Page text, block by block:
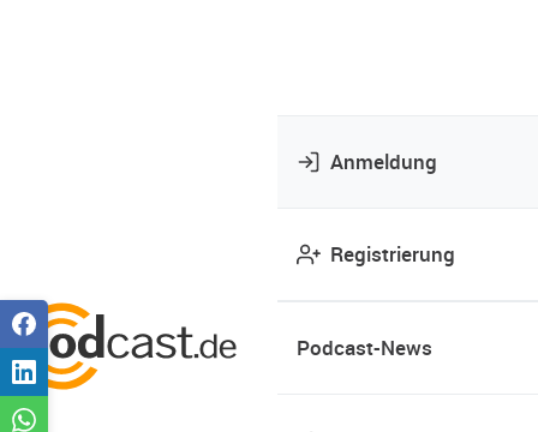
Anmeldung
Registrierung
Podcast-News